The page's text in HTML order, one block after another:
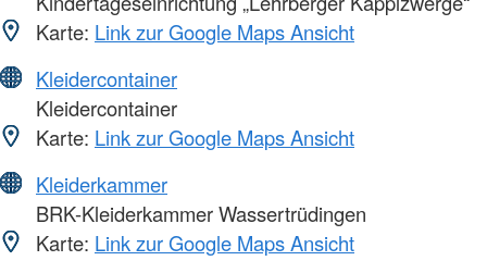
Karte: Link zur Google Maps Ansicht
Kleidercontainer
Kleidercontainer
Karte: Link zur Google Maps Ansicht
Kleiderkammer
BRK-Kleiderkammer Wassertrüdingen
Karte: Link zur Google Maps Ansicht